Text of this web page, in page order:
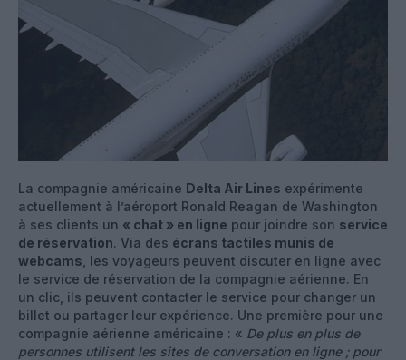
La compagnie américaine Delta Air Lines expérimente
actuellement à l’aéroport Ronald Reagan de Washington
à ses clients un « chat » en ligne pour joindre son service
de réservation. Via des écrans tactiles munis de
webcams , les voyageurs peuvent discuter en ligne avec
le service de réservation de la compagnie aérienne. En
un clic, ils peuvent contacter le service pour changer un
billet ou partager leur expérience. Une première pour une
compagnie aérienne américaine : « De plus en plus de
personnes utilisent les sites de conversation en ligne ; pour